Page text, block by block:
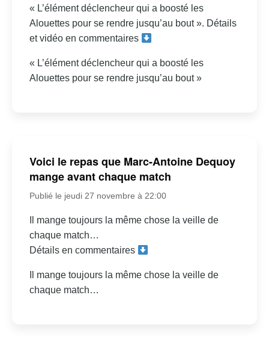
« L’élément déclencheur qui a boosté les
Alouettes pour se rendre jusqu’au bout ». Détails
et vidéo en commentaires
« L’élément déclencheur qui a boosté les
Alouettes pour se rendre jusqu’au bout »
Voici le repas que Marc-Antoine Dequoy
mange avant chaque match
Publié le jeudi 27 novembre à 22:00
Il mange toujours la même chose la veille de
chaque match…
Détails en commentaires
Il mange toujours la même chose la veille de
chaque match…